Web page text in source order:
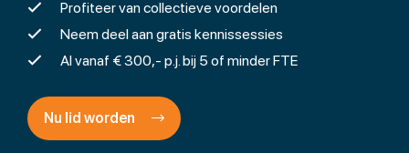
Profiteer van collectieve voordelen
Neem deel aan gratis kennissessies
Al vanaf € 300,- p.j. bij 5 of minder FTE
Nu lid worden